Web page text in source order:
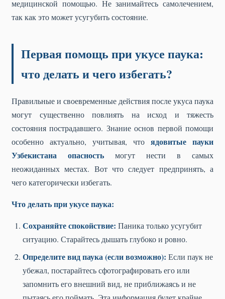
медицинской помощью. Не занимайтесь самолечением,
так как это может усугубить состояние.
Первая помощь при укусе паука:
что делать и чего избегать?
Правильные и своевременные действия после укуса паука
могут существенно повлиять на исход и тяжесть
состояния пострадавшего. Знание основ первой помощи
особенно актуально, учитывая, что ядовитые пауки
Узбекистана опасность могут нести в самых
неожиданных местах. Вот что следует предпринять, а
чего категорически избегать.
Что делать при укусе паука:
Сохраняйте спокойствие: Паника только усугубит
ситуацию. Старайтесь дышать глубоко и ровно.
Определите вид паука (если возможно): Если паук не
убежал, постарайтесь сфотографировать его или
запомнить его внешний вид, не приближаясь и не